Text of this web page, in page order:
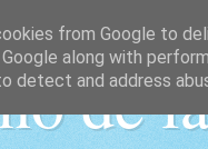
de
from Google to
along with
detect and address